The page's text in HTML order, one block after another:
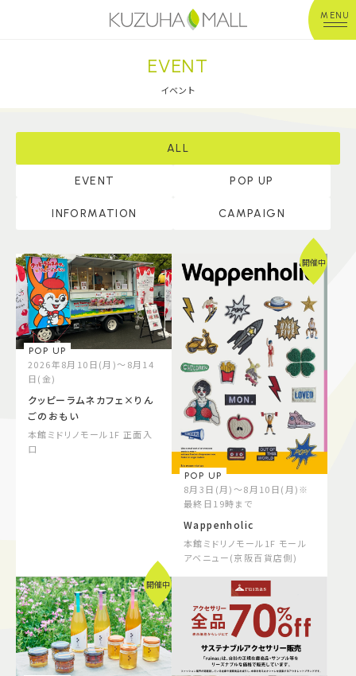
MENU
平 日：10:00~20:00
※店舗により異なる
イベント
キッズ＆ベビー
施設案内
アクセス＆駐車場
スタッフ募集
プライバシーポリシー
EVENT
イベント
ALL
EVENT POP UP
INFORMATION CAMPAIGN
POP UP
2026年8月10日(月)～8月14
日(金)
クッピーラムネカフェ×りん
ごのおもい
本館ミドリノモール1F 正面入
口
開催中
POP UP
8月3日(月)～8月10日(月)※
最終日19時まで
Wappenholic
本館ミドリノモール1F モール
アベニュー(京阪百貨店側)
開催中